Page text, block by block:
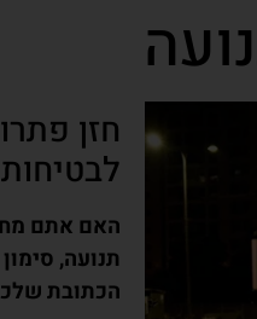
חזן
האם אתם
תנועה,
הכתובת